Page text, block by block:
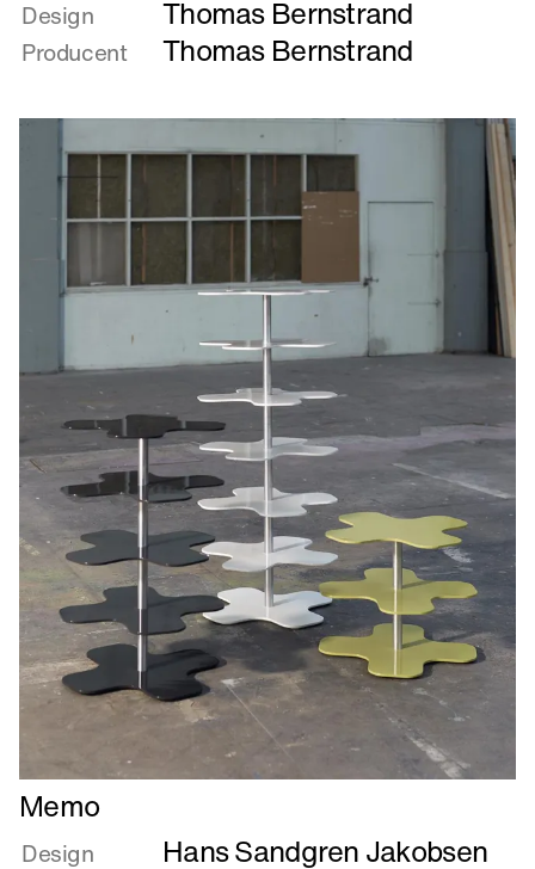
om
Mallorca
2007
Design Thomas Bernstrand
Producent Thomas Bernstrand
Læs
mere
om
Memo
Design Hans Sandgren Jakobsen